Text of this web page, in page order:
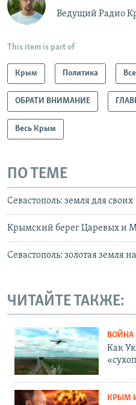
Ведущий Радио
This item is part of
Крым Политика
ОБРАТИ ВНИМАНИЕ
Весь Крым
ПО ТЕМЕ
Севастополь: земля для своих
Крымский берег Царевых и
Севастополь: золотая земля
ЧИТАЙТЕ ТАКЖЕ:
ВОЙНА
Как
КРЫМ